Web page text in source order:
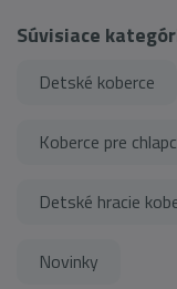
Súvisiace
Detské koberce
Koberce pre
Detské hracie
Novinky